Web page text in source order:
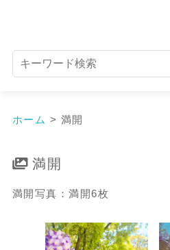
ホーム > 満開
満開
満開写真：満開6枚